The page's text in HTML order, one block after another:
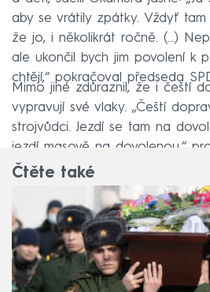
aby se vrátily zpátky. Vždyť
že jo, i několikrát ročně. (...)
ale ukončil bych jim povolení k
chtějí,“ pokračoval předseda
Mimo jiné zdůraznil, že i čeští
vypravují své vlaky. „Čeští
strojvůdci. Jezdí se tam na
jezdí masově na dovolenou,“
Čtěte také